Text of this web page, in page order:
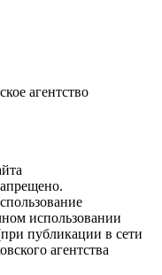
агентство
использовании
публикации в сети
агентства